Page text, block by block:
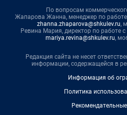
По вопросам
Жапарова Жанна, менеджер по
zhanna.zhaparova@shkulev.ru,
Ревина Мария, директор по работе
mariya.revina@shkulev.ru,
Редакция сайта не несет
информации, содержащейся в
Информация об
Политика